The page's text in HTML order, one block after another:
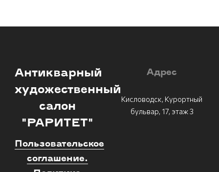
Антикварный
художественный
салон
"РАРИТЕТ"
Пользовательское
соглашение.
Адрес
Кисловодск, Курортный
бульвар, 17, этаж 3